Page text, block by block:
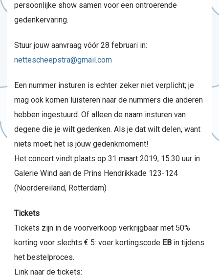
persoonlijke show samen voor een ontroerende
gedenkervaring.
Stuur jouw aanvraag vóór 28 februari in:
nettescheepstra@gmail.com
Een nummer insturen is echter zeker niet verplicht; je
mag ook komen luisteren naar de nummers die anderen
hebben ingestuurd. Of alleen de naam insturen van
degene die je wilt gedenken. Als je dat wilt delen, want
niets moet; het is jóuw gedenkmoment!
Het concert vindt plaats op 31 maart 2019, 15.30 uur in
Galerie Wind aan de Prins Hendrikkade 123-124
(Noordereiland, Rotterdam)
Tickets
Tickets zijn in de voorverkoop verkrijgbaar met 50%
korting voor slechts € 5: voer kortingscode EB in tijdens
het bestelproces.
Link naar de tickets: